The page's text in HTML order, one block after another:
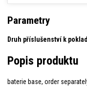
Parametry
Druh příslušenství k
Popis produktu
baterie base, order